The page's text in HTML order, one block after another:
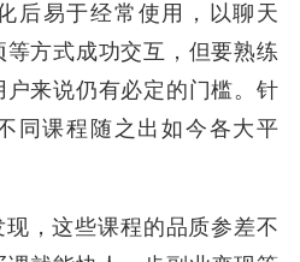
后易于经常使用，以聊天
方式成功交互，但要熟练
来说仍有必定的门槛。针
同课程随之出如今各大平
，这些课程的品质参差不